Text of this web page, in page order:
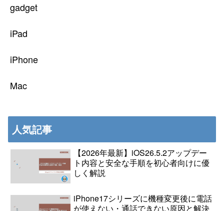
gadget
iPad
iPhone
Mac
人気記事
【2026年最新】iOS26.5.2アップデー
ト内容と安全な手順を初心者向けに優
しく解説
iPhone17シリーズに機種変更後に電話
が使えない・通話できない原因と解決